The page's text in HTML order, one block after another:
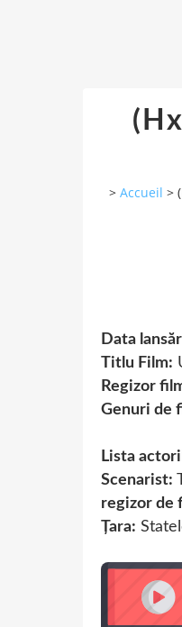
> Accueil >
Data
Titlu Film:
Regizor
Genuri de
Lista
Scenarist:
regizor de
Țara: